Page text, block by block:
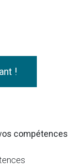
!
compétences